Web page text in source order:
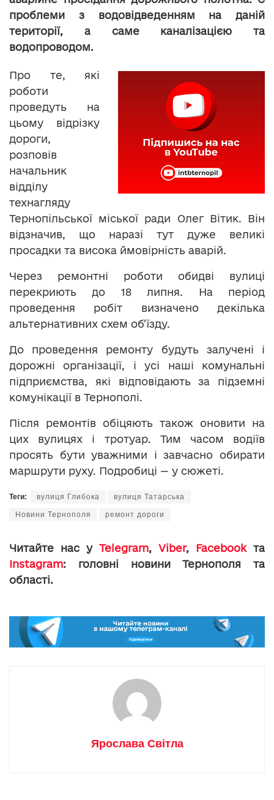
проблеми з водовідведенням на даній
території, а саме каналізацією та
водопроводом.
Про те, які
роботи
проведуть на
цьому відрізку
дороги,
розповів
начальник
відділу
технагляду
Тернопільської міської ради Олег Вітик. Він
відзначив, що наразі тут дуже великі
просадки та висока ймовірність аварій.
Через ремонтні роботи обидві вулиці
перекриють до 18 липня. На період
проведення робіт визначено декілька
альтернативних схем об’їзду.
До проведення ремонту будуть залучені і
дорожні організації, і усі наші комунальні
підприємства, які відповідають за підземні
комунікації в Тернополі.
Після ремонтів обіцяють також оновити на
цих вулицях і тротуар. Тим часом водіїв
просять бути уважними і завчасно обирати
маршрути руху. Подробиці — у сюжеті.
Теги: вулиця Глибока вулиця Татарська
Новини Тернополя ремонт дороги
Читайте нас у Telegram, Viber, Facebookта
Instagram: головні новини Тернополя та
області.
Ярослава Світла